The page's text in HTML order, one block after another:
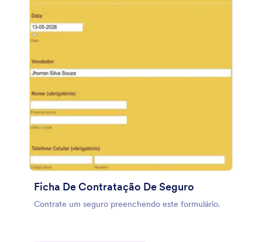
Ficha De Contratação De Seguro
Contrate um seguro preenchendo este formulário.